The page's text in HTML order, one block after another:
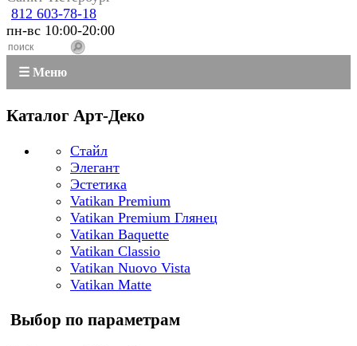
812 603-78-18
пн-вс 10:00-20:00
☰ Меню
Каталог Арт-Деко
Стайл
Элегант
Эстетика
Vatikan Premium
Vatikan Premium Глянец
Vatikan Baquette
Vatikan Classio
Vatikan Nuovo Vista
Vatikan Matte
Выбор по параметрам